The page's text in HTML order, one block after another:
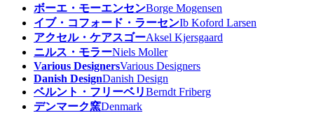
ボーエ・モーエンセンBorge Mogensen
イブ・コフォード・ラーセンIb Koford Larsen
アクセル・ケアスゴーAksel Kjersgaard
ニルス・モラーNiels Moller
Various DesignersVarious Designers
Danish DesignDanish Design
ベルント・フリーベリBerndt Friberg
デンマーク窯Denmark